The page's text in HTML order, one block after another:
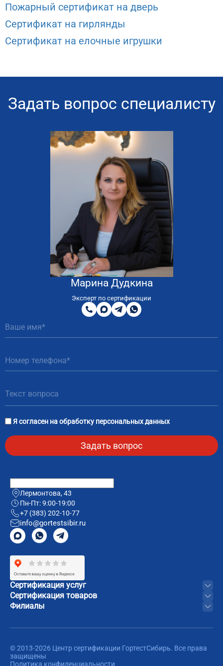
Пожарный сертификат на дверь
Сертификат на гирлянды
Сертификат на елочные игрушки
Задать вопрос специалисту
Марина Дудкина
Эксперт по сертификации
8
800
200
51
MAXTelegram
WhatsApp
Я согласен наобработку персональных данных
Сертификация услуг
Сертификация товаров
Филиалы
Лермонтова, 43
Пн-Пт: 9:00-19:00
+7 (383) 202-10-77
info@gortestsibir.ru
© 2013-2026 Центр сертификации ГортестСибирь. Все права
защищены
Политика конфиденциальности